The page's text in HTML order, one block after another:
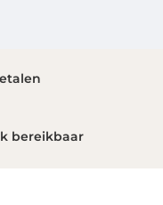
bereikbaar